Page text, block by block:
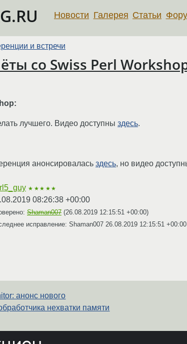
Новости Галерея Статьи
и встречи
со Swiss Perl
лучшего. Видео доступны здесь.
анонсировалась здесь, но видео
★★★★★
08:26:38 +00:00
Shaman007 (26.08.2019 12:15:51 +00:00)
исправление: Shaman007 26.08.2019 12:15:51 +00:00
анонс нового
нехватки памяти